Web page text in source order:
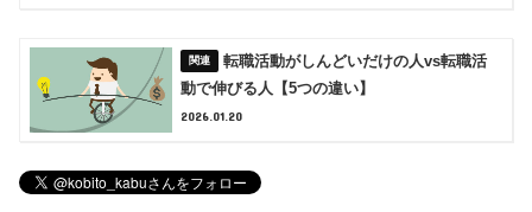
転職活動がしんどいだけの人vs転職活
動で伸びる人【5つの違い】
2026.01.20